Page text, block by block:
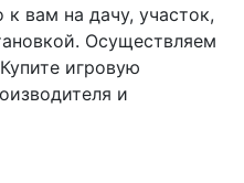
вам на дачу, участок,
Осуществляем
игровую
и